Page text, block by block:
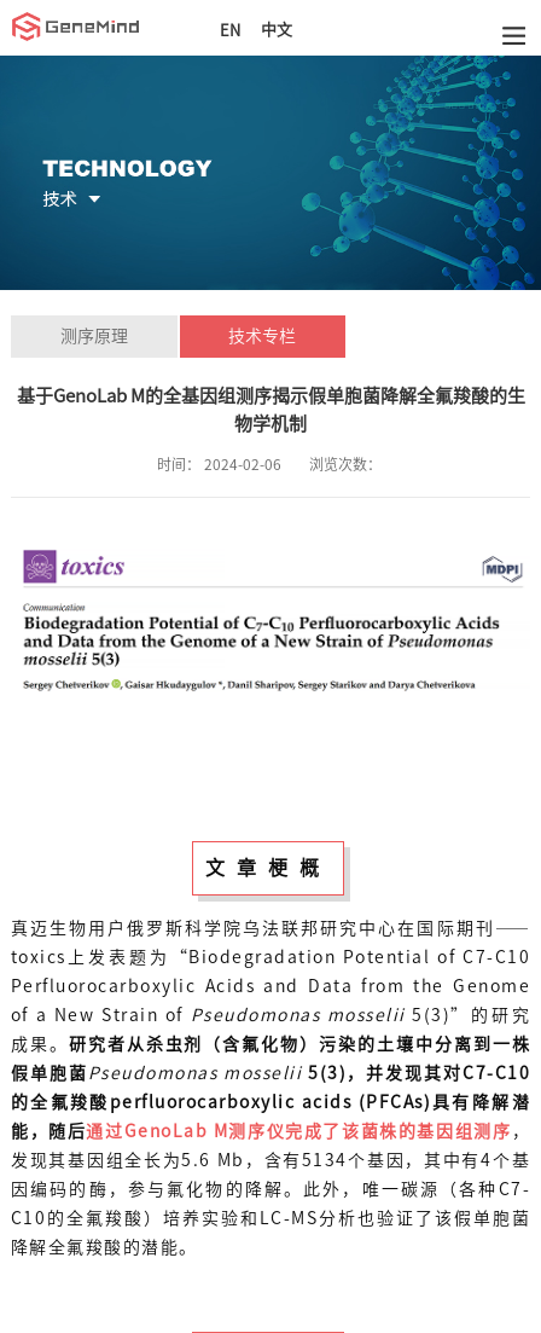
EN 中文
测序原理 技术专栏
基于GenoLab M的全基因组测序揭示假单胞菌降解全氟羧酸的生
物学机制
时间： 2024-02-06 浏览次数：
文章梗概
真迈生物用户俄罗斯科学院 乌法联邦研究中心在国际期刊——
toxics上发表题为“Biodegradation Potential of C7-C10
Perfluorocarboxylic Acids and Data from the Genome
of a New Strain of
Pseudomonas mosselii 5(3)”的研究
成果。 研究者从杀虫剂（含氟化物）污染的土壤中分离到一株
假单胞菌 Pseudomonas mosselii 5(3) ，并发现其对C7-C10
的全氟羧酸perfluorocarboxylic acids (PFCAs)具有降解潜
能，随后通过GenoLab M测序仪完成了该菌株的基因组测序 ，
发现其基因组全长为5.6 Mb，含有5134个基因，其中有4个基
因编码的酶，参与氟化物的降解。此外，唯一碳源（各种C7-
C10的全氟羧酸）培养实验和LC-MS分析也验证了该假单胞菌
降解全氟羧酸的潜能。